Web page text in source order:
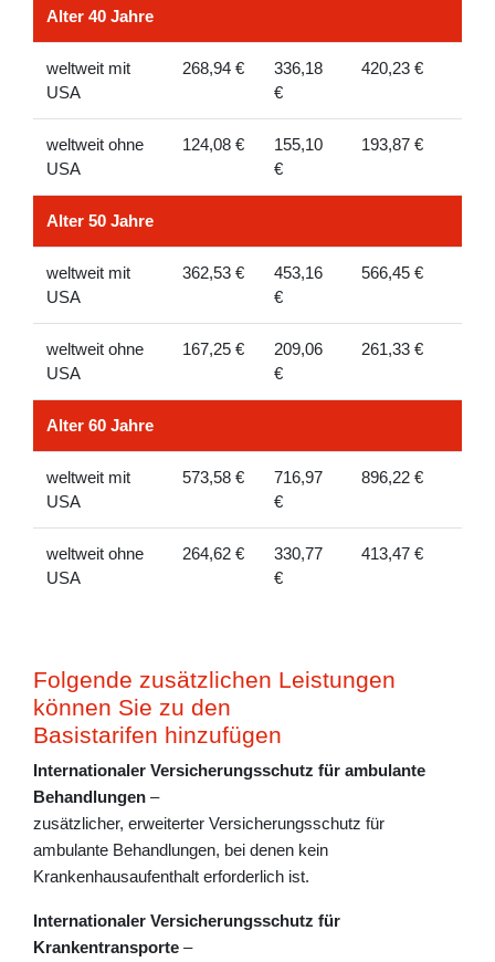
Alter 40 Jahre
weltweit mit
USA
268,94 €
336,18
€
420,23 €
weltweit ohne
USA
124,08 €
155,10
€
193,87 €
Alter 50 Jahre
weltweit mit
USA
362,53 €
453,16
€
566,45 €
weltweit ohne
USA
167,25 €
209,06
€
261,33 €
Alter 60 Jahre
weltweit mit
USA
573,58 €
716,97
€
896,22 €
weltweit ohne
USA
264,62 €
330,77
€
413,47 €
Folgende zusätzlichen Leistungen
können Sie zu den
Basistarifen hinzufügen
Internationaler Versicherungsschutz für ambulante
Behandlungen –
zusätzlicher, erweiterter Versicherungsschutz für
ambulante Behandlungen, bei denen kein
Krankenhausaufenthalt erforderlich ist.
Internationaler Versicherungsschutz für
Krankentransporte –